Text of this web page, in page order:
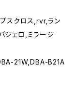
スクロス,rvr,ラン
ジェロ,ミラージ
21W,DBA-B21A